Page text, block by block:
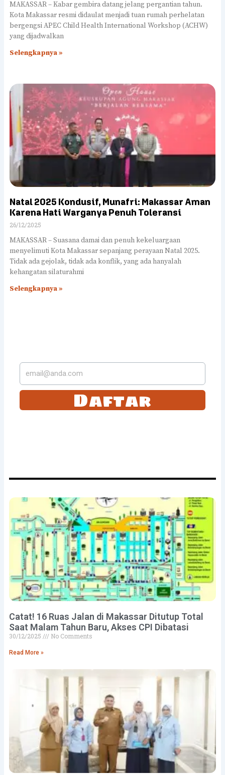
MAKASSAR – Kabar gembira datang jelang pergantian tahun.
Kota Makassar resmi didaulat menjadi tuan rumah perhelatan
bergengsi APEC Child Health International Workshop (ACHW)
yang dijadwalkan
Selengkapnya »
Natal 2025 Kondusif, Munafri: Makassar Aman
Karena Hati Warganya Penuh Toleransi
26/12/2025
MAKASSAR – Suasana damai dan penuh kekeluargaan
menyelimuti Kota Makassar sepanjang perayaan Natal 2025.
Tidak ada gejolak, tidak ada konflik, yang ada hanyalah
kehangatan silaturahmi
Selengkapnya »
Daftar
Catat! 16 Ruas Jalan di Makassar Ditutup Total
Saat Malam Tahun Baru, Akses CPI Dibatasi
30/12/2025 No Comments
Read More »